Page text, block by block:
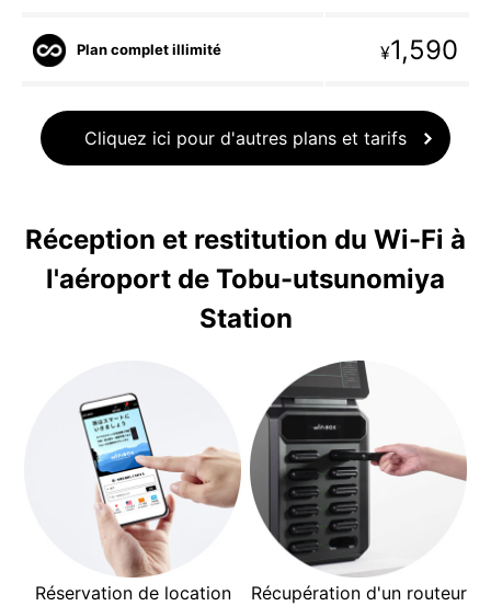
Plan complet illimité ¥1,590
Cliquez ici pour d'autres plans et tarifs
Réception et restitution du Wi-Fi à
l'aéroport de Tobu-utsunomiya
Station
Réservation de location
Récupération d'un routeur